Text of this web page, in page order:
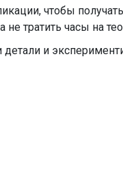
чтобы
не тратить часы на
детали и